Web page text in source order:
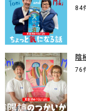
84
陰
76